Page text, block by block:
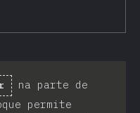
na parte de
permite